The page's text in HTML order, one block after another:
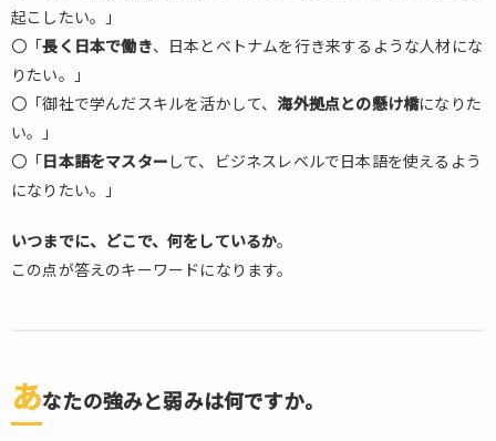
起こしたい。」
〇「長く日本で働き、日本とベトナムを行き来するような人材にな
りたい。」
〇「御社で学んだスキルを活かして、 海外拠点との懸け橋になりた
い。」
〇「 日本語をマスター して、ビジネスレベルで日本語を使えるよう
になりたい。」
いつまでに、どこで、何をしているか。
この点が答えのキーワードになります。
あなたの強みと弱みは何ですか。